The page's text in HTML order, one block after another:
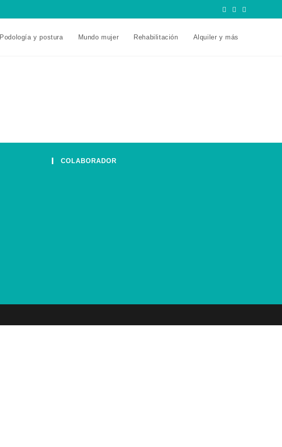
Podología y postura Mundo mujer Rehabilitación Alquiler y más
COLABORADOR